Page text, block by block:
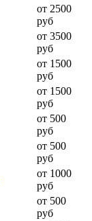
от 2500
руб
от 3500
руб
от 1500
руб
от 1500
руб
от 500
руб
от 500
руб
от 1000
руб
от 500
руб